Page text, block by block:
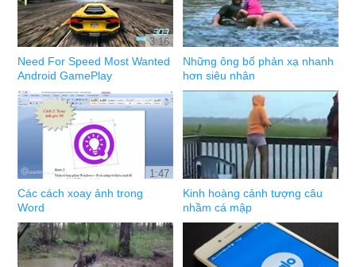
3:16
Need For Speed Most Wanted
Android GamePlay
Những ông bố phản xạ nhanh
hơn siêu nhân
1:47
Các cách xoay ảnh trong
Word
Kinh hoàng cảnh tượng câu
nhầm cá mập